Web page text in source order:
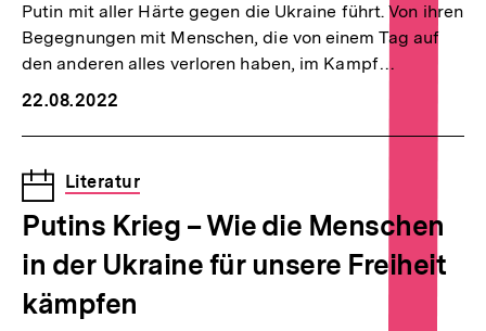
Putin mit aller Härte gegen die Ukraine führt. Von ihren
Begegnungen mit Menschen, die von einem Tag auf
den anderen alles verloren haben, im Kampf…
22.08.2022
Veranstaltung
Literatur
Putins Krieg – Wie die Menschen
in der Ukraine für unsere Freiheit
kämpfen